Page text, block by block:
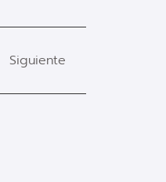
Siguiente